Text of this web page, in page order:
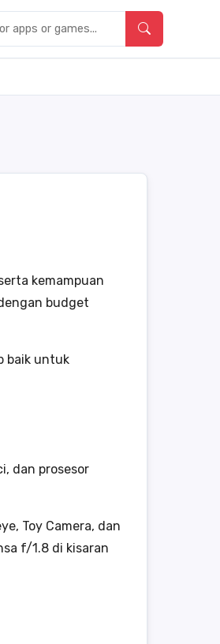
kemampuan
budget
baik untuk
dan prosesor
Toy Camera, dan
f/1.8 di kisaran